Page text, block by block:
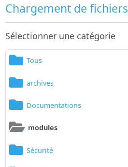
Chargement de fichiers
Sélectionner une catégorie
Tous
archives
Documentations
modules
Sécurité